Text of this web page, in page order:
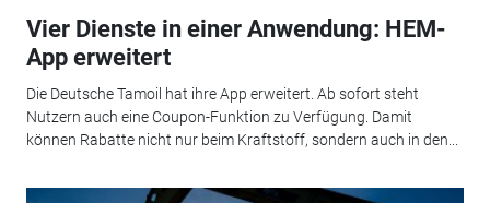
Vier Dienste in einer Anwendung: HEM-
App erweitert
Die Deutsche Tamoil hat ihre App erweitert. Ab sofort steht
Nutzern auch eine Coupon-Funktion zu Verfügung. Damit
können Rabatte nicht nur beim Kraftstoff, sondern auch in den...